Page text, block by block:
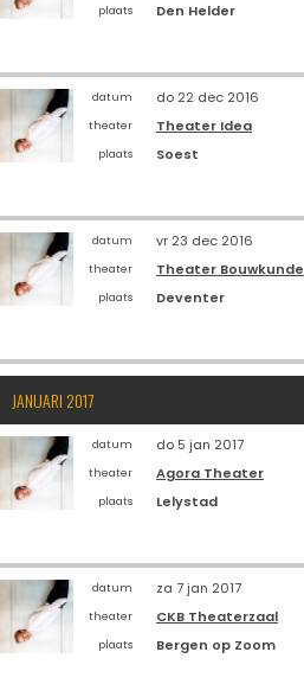
plaats
Den Helder
datum do 22 dec 2016
theater Theater Idea
plaats
Soest
datum vr 23 dec 2016
theater Theater Bouwkunde
plaats
Deventer
JANUARI 2017
datum do 5 jan 2017
theater Agora Theater
plaats
Lelystad
datum za 7 jan 2017
theater CKB Theaterzaal
plaats
Bergen op Zoom